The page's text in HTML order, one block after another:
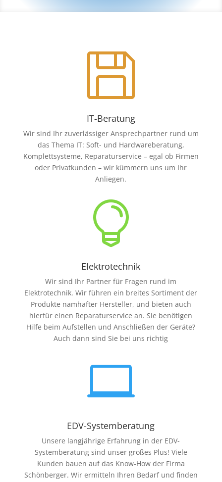

IT-Beratung
Wir sind Ihr zuverlässiger Ansprechpartner rund um
das Thema IT: Soft- und Hardwareberatung,
Komplettsysteme, Reparaturservice – egal ob Firmen
oder Privatkunden – wir kümmern uns um Ihr
Anliegen.

Elektrotechnik
Wir sind Ihr Partner für Fragen rund im
Elektrotechnik. Wir führen ein breites Sortiment der
Produkte namhafter Hersteller, und bieten auch
hierfür einen Reparaturservice an. Sie benötigen
Hilfe beim Aufstellen und Anschließen der Geräte?
Auch dann sind Sie bei uns richtig

EDV-Systemberatung
Unsere langjährige Erfahrung in der EDV-
Systemberatung sind unser großes Plus! Viele
Kunden bauen auf das Know-How der Firma
Schönberger. Wir ermitteln Ihren Bedarf und finden